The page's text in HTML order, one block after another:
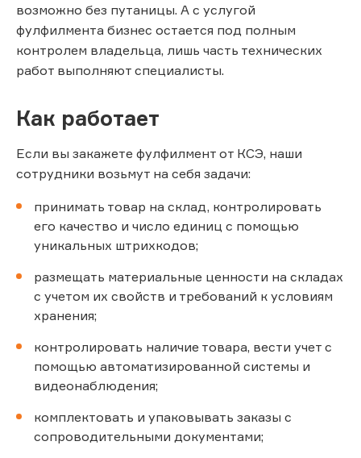
возможно без путаницы. А с услугой
фулфилмента бизнес остается под полным
контролем владельца, лишь часть технических
работ выполняют специалисты.
Как работает
Если вы закажете фулфилмент от КСЭ, наши
сотрудники возьмут на себя задачи:
принимать товар на склад, контролировать
его качество и число единиц с помощью
уникальных штрихкодов;
размещать материальные ценности на складах
с учетом их свойств и требований к условиям
хранения;
контролировать наличие товара, вести учет с
помощью автоматизированной системы и
видеонаблюдения;
комплектовать и упаковывать заказы с
сопроводительными документами;